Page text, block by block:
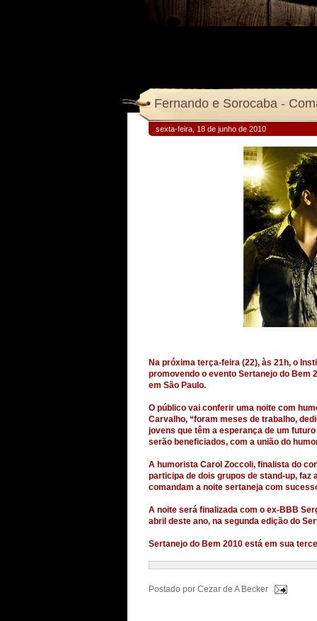
Fernando e Sorocaba -
sexta-feira, 18 de junho de 2010
Na próxima terça-feira (22), às 21h, o
promovendo o evento Sertanejo do Bem
em São Paulo.
O público vai conferir uma noite com
Carvalho, “foram meses de trabalho,
jovens que têm a esperança de um
serão beneficiados, com a união do
A humorista Carol Zoccoli, finalista do
participa de dois grupos de stand-up, faz
comandam a noite sertaneja com
A noite será finalizada com o ex-BBB
abril deste ano, na segunda edição do
Sertanejo do Bem 2010 está em sua
Postado por Cezar de A Becker